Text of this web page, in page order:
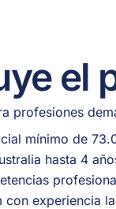
el
profesiones
mínimo de
hasta 4
con experiencia